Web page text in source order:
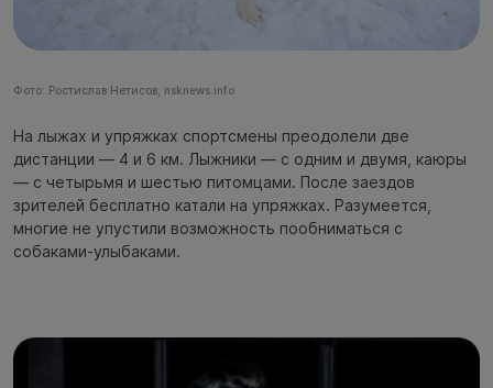
Фото: Ростислав Нетисов, nsknews.info
На лыжах и упряжках спортсмены преодолели две
дистанции — 4 и 6 км. Лыжники — с одним и двумя, каюры
— с четырьмя и шестью питомцами. После заездов
зрителей бесплатно катали на упряжках. Разумеется,
многие не упустили возможность пообниматься с
собаками-улыбаками.